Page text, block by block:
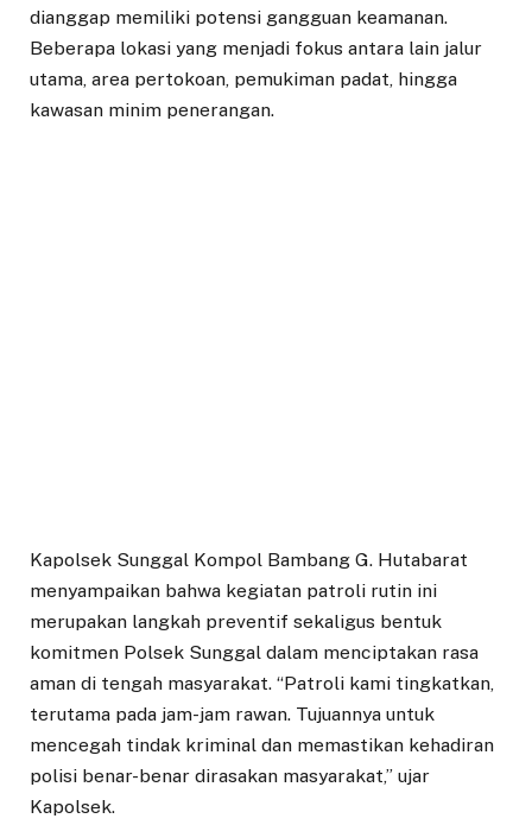
dianggap memiliki potensi gangguan keamanan.
Beberapa lokasi yang menjadi fokus antara lain jalur
utama, area pertokoan, pemukiman padat, hingga
kawasan minim penerangan.
Kapolsek Sunggal Kompol Bambang G. Hutabarat
menyampaikan bahwa kegiatan patroli rutin ini
merupakan langkah preventif sekaligus bentuk
komitmen Polsek Sunggal dalam menciptakan rasa
aman di tengah masyarakat. “Patroli kami tingkatkan,
terutama pada jam-jam rawan. Tujuannya untuk
mencegah tindak kriminal dan memastikan kehadiran
polisi benar-benar dirasakan masyarakat,” ujar
Kapolsek.